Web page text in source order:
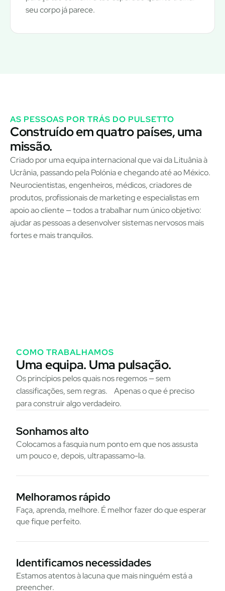
seu corpo já parece.
AS PESSOAS POR TRÁS DO PULSETTO
Construído em quatro países, uma
missão.
Criado por uma equipa internacional que vai da Lituânia à
Ucrânia, passando pela Polónia e chegando até ao México.
Neurocientistas, engenheiros, médicos, criadores de
produtos, profissionais de marketing e especialistas em
apoio ao cliente — todos a trabalhar num único objetivo:
ajudar as pessoas a desenvolver sistemas nervosos mais
fortes e mais tranquilos.
COMO TRABALHAMOS
Uma equipa. Uma pulsação.
Os princípios pelos quais nos regemos — sem
classificações, sem regras. Apenas o que é preciso
para construir algo verdadeiro.
Sonhamos alto
Colocamos a fasquia num ponto em que nos assusta
um pouco e, depois, ultrapassamo-la.
Melhoramos rápido
Faça, aprenda, melhore. É melhor fazer do que esperar
que fique perfeito.
Identificamos necessidades
Estamos atentos à lacuna que mais ninguém está a
preencher.